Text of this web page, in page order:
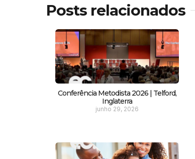
Posts relacionados
Conferência Metodista 2026 | Telford,
Inglaterra
junho 29, 2026